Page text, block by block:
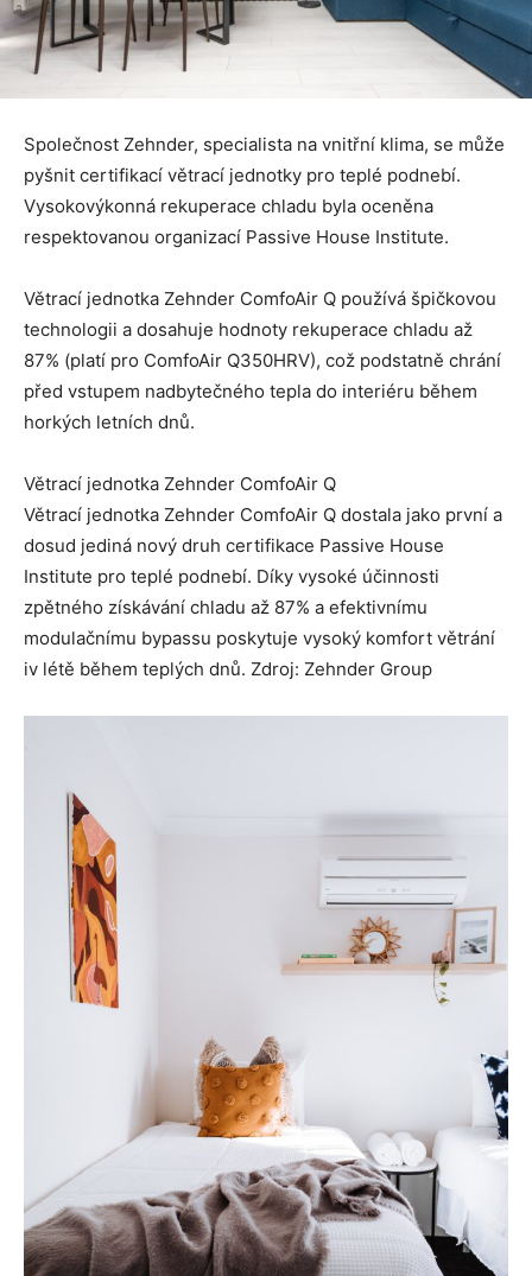
Společnost Zehnder, specialista na vnitřní klima, se může
pyšnit certifikací větrací jednotky pro teplé podnebí.
Vysokovýkonná rekuperace chladu byla oceněna
respektovanou organizací Passive House Institute.
Větrací jednotka Zehnder ComfoAir Q používá špičkovou
technologii a dosahuje hodnoty rekuperace chladu až
87% (platí pro ComfoAir Q350HRV), což podstatně chrání
před vstupem nadbytečného tepla do interiéru během
horkých letních dnů.
Větrací jednotka Zehnder ComfoAir Q
Větrací jednotka Zehnder ComfoAir Q dostala jako první a
dosud jediná nový druh certifikace Passive House
Institute pro teplé podnebí. Díky vysoké účinnosti
zpětného získávání chladu až 87% a efektivnímu
modulačnímu bypassu poskytuje vysoký komfort větrání
iv létě během teplých dnů. Zdroj: Zehnder Group